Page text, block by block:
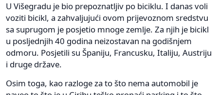
U Višegradu je bio prepoznatljiv po biciklu. I danas voli
voziti bicikl, a zahvaljujući ovom prijevoznom sredstvu
sa suprugom je posjetio mnoge zemlje. Za njih je bicikl
u posljednjih 40 godina neizostavan na godišnjem
odmoru. Posjetili su Španiju, Francusku, Italiju, Austriju
i druge države.
Osim toga, kao razloge za to što nema automobil je